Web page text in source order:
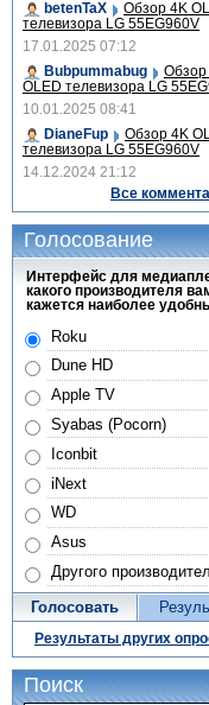
betenTaX
Обзор 4K
телевизора LG 55EG960V
17.01.2025 07:12
Bubpummabug
Обзор
OLED телевизора LG
10.01.2025 08:41
DianeFup
Обзор 4K
телевизора LG 55EG960V
14.12.2024 21:12
Все
Голосование
Интерфейс для
какого производителя
кажется наиболее
Roku
Dune HD
Apple TV
Syabas (Pocorn)
Iconbit
iNext
WD
Asus
Другого
Голосовать
Результаты других
Поиск